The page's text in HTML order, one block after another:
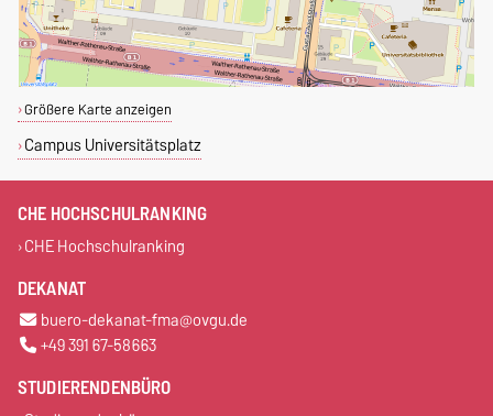
Größere Karte anzeigen
Campus Universitätsplatz
CHE HOCHSCHULRANKING
CHE Hochschulranking
DEKANAT
buero-dekanat-fma@ovgu.de
+49 391 67-58663
STUDIERENDENBÜRO